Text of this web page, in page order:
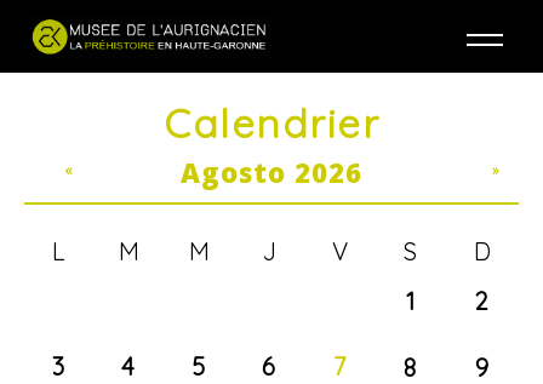
Calendrier
Agosto 2026
« »
L M M J V S
D
1
2
3 4 5 6 7 8 9